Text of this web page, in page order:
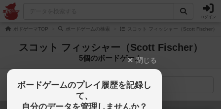
ログイン
ボドゲーマTOP ボードゲームの検索 スコット フィッシャー（Scott Fischer）
スコット フィッシャー（Scott Fischer）
5個のボードゲーム
検索メニュー
閉じる
ボードゲームのプレイ履歴を記録し
て、
自分のデータを管理しませんか？